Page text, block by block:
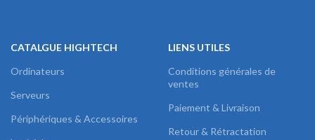
CATALGUE HIGHTECH
Ordinateurs
Serveurs
Périphériques & Accessoires
LIENS UTILES
Conditions générales de
ventes
Paiement & Livraison
Retour & Rétractation